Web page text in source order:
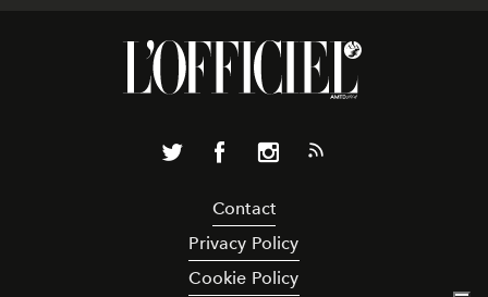
Contact
Privacy Policy
Cookie Policy